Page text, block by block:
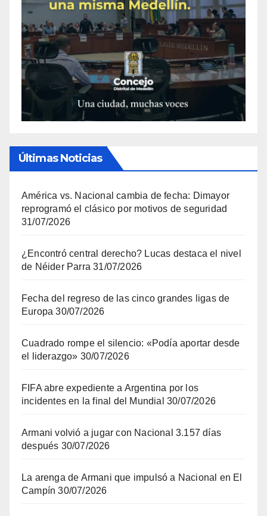
Últimas Noticias
América vs. Nacional cambia de fecha: Dimayor
reprogramó el clásico por motivos de seguridad
31/07/2026
¿Encontró central derecho? Lucas destaca el nivel
de Néider Parra 31/07/2026
Fecha del regreso de las cinco grandes ligas de
Europa 30/07/2026
Cuadrado rompe el silencio: «Podía aportar desde
el liderazgo» 30/07/2026
FIFA abre expediente a Argentina por los
incidentes en la final del Mundial 30/07/2026
Armani volvió a jugar con Nacional 3.157 días
después 30/07/2026
La arenga de Armani que impulsó a Nacional en El
Campín 30/07/2026